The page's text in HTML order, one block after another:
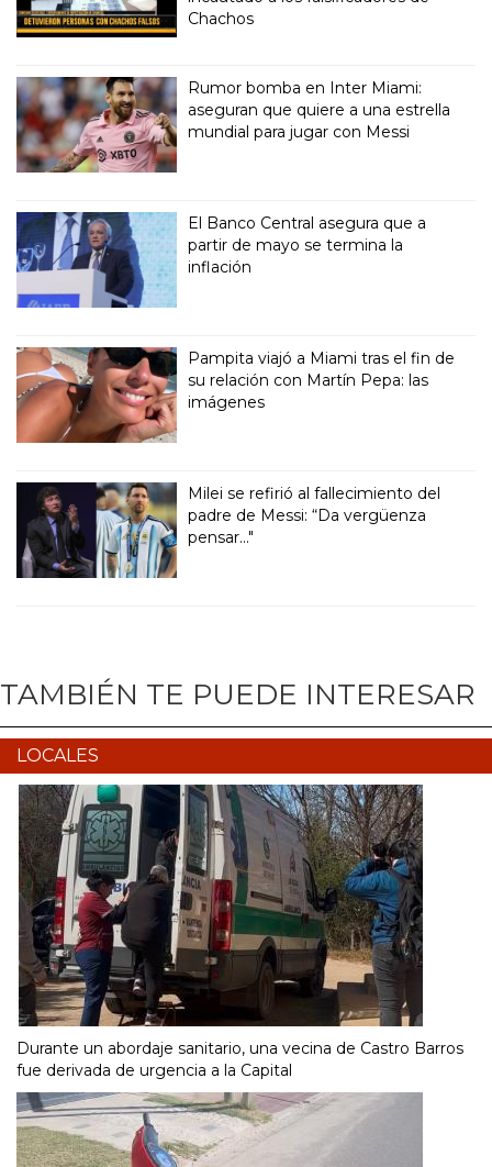
Chachos
Rumor bomba en Inter Miami:
aseguran que quiere a una estrella
mundial para jugar con Messi
El Banco Central asegura que a
partir de mayo se termina la
inflación
Pampita viajó a Miami tras el fin de
su relación con Martín Pepa: las
imágenes
Milei se refirió al fallecimiento del
padre de Messi: “Da vergüenza
pensar..."
TAMBIÉN TE PUEDE INTERESAR
LOCALES
Durante un abordaje sanitario, una vecina de Castro Barros
fue derivada de urgencia a la Capital